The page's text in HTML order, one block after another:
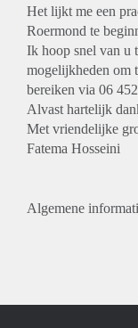
Het lijkt me een
Roermond te
Ik hoop snel van u
mogelijkheden om
bereiken via 06
Alvast hartelijk
Met vriendelijke
Fatema Hosseini
Algemene